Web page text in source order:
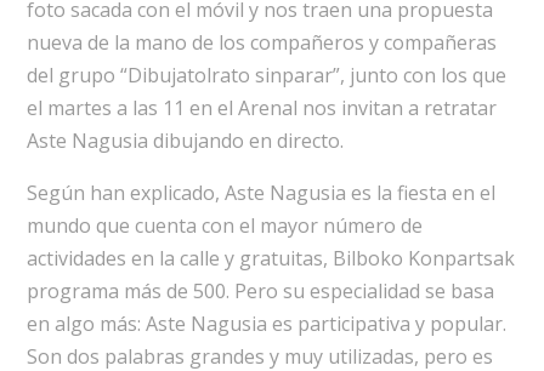
foto sacada con el móvil y nos traen una propuesta
nueva de la mano de los compañeros y compañeras
del grupo “Dibujatolrato sinparar”, junto con los que
el martes a las 11 en el Arenal nos invitan a retratar
Aste Nagusia dibujando en directo.
Según han explicado, Aste Nagusia es la fiesta en el
mundo que cuenta con el mayor número de
actividades en la calle y gratuitas, Bilboko Konpartsak
programa más de 500. Pero su especialidad se basa
en algo más: Aste Nagusia es participativa y popular.
Son dos palabras grandes y muy utilizadas, pero es